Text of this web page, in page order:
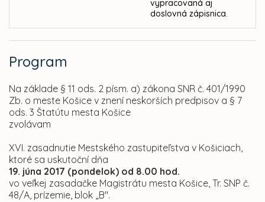
vypracovaná aj
doslovná zápisnica.
Program
Na základe § 11 ods. 2 písm. a) zákona SNR č. 401/1990
Zb. o meste Košice v znení neskorších predpisov a § 7
ods. 3 Štatútu mesta Košice
zvolávam
XVI. zasadnutie Mestského zastupiteľstva v Košiciach,
ktoré sa uskutoční dňa
19. júna 2017 (pondelok) od 8.00 hod.
vo veľkej zasadačke Magistrátu mesta Košice, Tr. SNP č.
48/A, prízemie, blok „B".